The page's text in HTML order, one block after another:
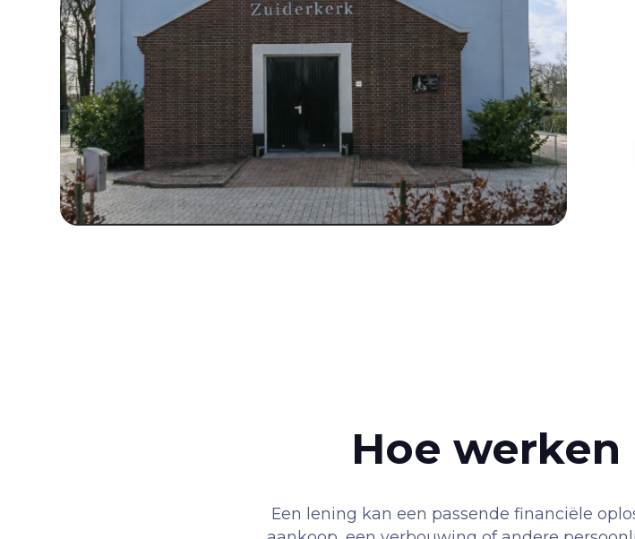
Hoe
Een lening kan een passende financiële